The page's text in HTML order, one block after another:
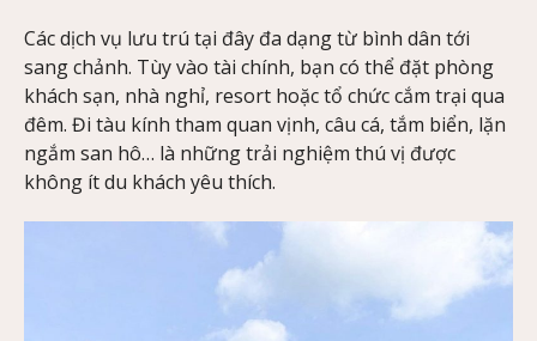
Các dịch vụ lưu trú tại đây đa dạng từ bình dân tới
sang chảnh. Tùy vào tài chính, bạn có thể đặt phòng
khách sạn, nhà nghỉ, resort hoặc tổ chức cắm trại qua
đêm. Đi tàu kính tham quan vịnh, câu cá, tắm biển, lặn
ngắm san hô… là những trải nghiệm thú vị được
không ít du khách yêu thích.